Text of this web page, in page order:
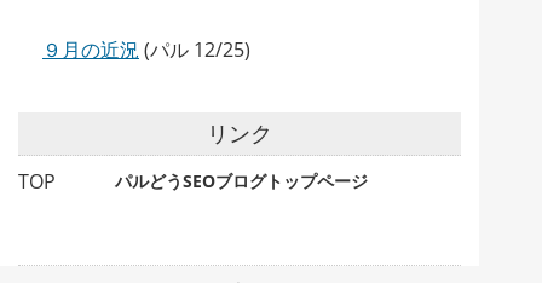
９月の近況 (パル 12/25)
リンク
TOP パルどうSEOブログトップページ